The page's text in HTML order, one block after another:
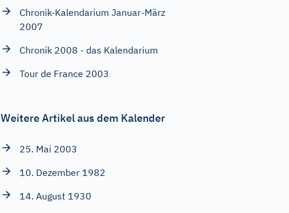
Chronik-Kalendarium Januar-März
2007
Chronik 2008 - das Kalendarium
Tour de France 2003
Weitere Artikel aus dem Kalender
25. Mai 2003
10. Dezember 1982
14. August 1930